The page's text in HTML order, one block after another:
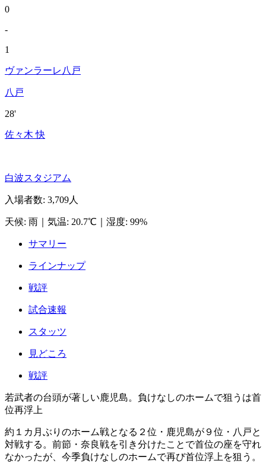
0
-
1
ヴァンラーレ八戸
八戸
28'
佐々木 快
白波スタジアム
入場者数: 3,709人
天候: 雨 気温: 20.7℃ 湿度: 99%
サマリー
ラインナップ
戦評
試合速報
スタッツ
見どころ
戦評
若武者の台頭が著しい鹿児島。負けなしのホームで狙うは首
位再浮上
約１カ月ぶりのホーム戦となる２位・鹿児島が９位・八戸と
対戦する。前節・奈良戦を引き分けたことで首位の座を守れ
なかったが、今季負けなしのホームで再び首位浮上を狙う。